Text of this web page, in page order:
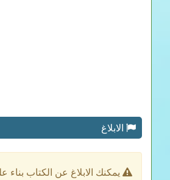
الابلاغ
يمكنك الابلاغ عن الكتاب بناء